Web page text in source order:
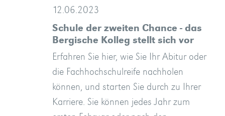
12.06.2023
Schule der zweiten Chance - das
Bergische Kolleg stellt sich vor
Erfahren Sie hier, wie Sie Ihr Abitur oder
die Fachhochschulreife nachholen
können, und starten Sie durch zu Ihrer
Karriere. Sie können jedes Jahr zum